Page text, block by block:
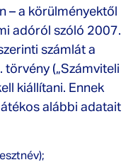
– a körülményektől
adóról szóló 2007.
számlát a
(„Számviteli
kiállítani. Ennek
alábbi adatait